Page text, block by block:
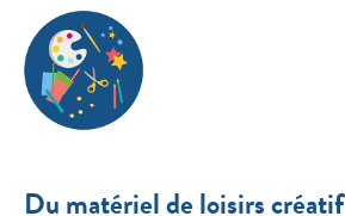
Du matériel de loisirs créatif